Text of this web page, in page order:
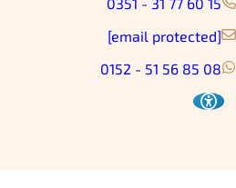
[email protected]
0152 - 51 56 85 08